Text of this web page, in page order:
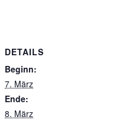
DETAILS
Beginn:
7. März
Ende:
8. März